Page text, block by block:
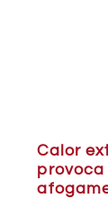
Calor
provoca